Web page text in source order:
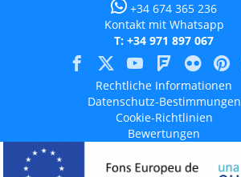
+34 674 365 236
Kontakt mit Whatsapp
T: +34 971 897 067
Rechtliche Informationen
Datenschutz-Bestimmungen
Cookie-Richtlinien
Bewertungen